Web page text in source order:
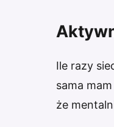
Ile razy
sama
że